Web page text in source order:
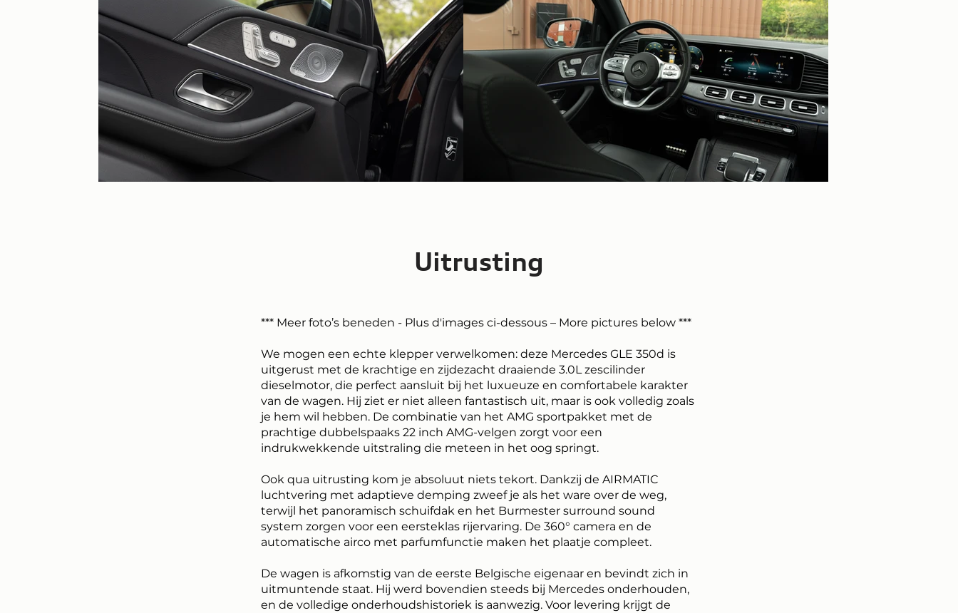
Uitrusting
*** Meer foto’s beneden - Plus d'images ci-dessous – More pictures below ***
We mogen een echte klepper verwelkomen: deze Mercedes GLE 350d is
uitgerust met de krachtige en zijdezacht draaiende 3.0L zescilinder
dieselmotor, die perfect aansluit bij het luxueuze en comfortabele karakter
van de wagen. Hij ziet er niet alleen fantastisch uit, maar is ook volledig zoals
je hem wil hebben. De combinatie van het AMG sportpakket met de
prachtige dubbelspaaks 22 inch AMG-velgen zorgt voor een
indrukwekkende uitstraling die meteen in het oog springt.
Ook qua uitrusting kom je absoluut niets tekort. Dankzij de AIRMATIC
luchtvering met adaptieve demping zweef je als het ware over de weg,
terwijl het panoramisch schuifdak en het Burmester surround sound
system zorgen voor een eersteklas rijervaring. De 360° camera en de
automatische airco met parfumfunctie maken het plaatje compleet.
De wagen is afkomstig van de eerste Belgische eigenaar en bevindt zich in
uitmuntende staat. Hij werd bovendien steeds bij Mercedes onderhouden,
en de volledige onderhoudshistoriek is aanwezig. Voor levering krijgt de